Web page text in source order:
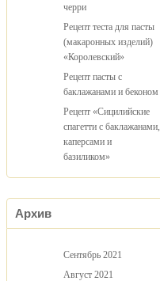
черри
Рецепт теста для пасты
(макаронных изделий)
«Королевский»
Рецепт пасты с
баклажанами и беконом
Рецепт «Сицилийские
спагетти с баклажанами,
каперсами и
базиликом»
Архив
Сентябрь 2021
Август 2021